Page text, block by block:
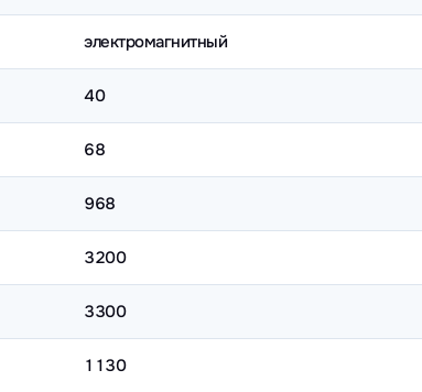
электромагнитный
40
68
968
3200
3300
1130